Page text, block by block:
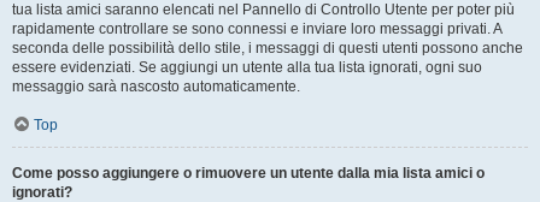
tua lista amici saranno elencati nel Pannello di Controllo Utente per poter più
rapidamente controllare se sono connessi e inviare loro messaggi privati. A
seconda delle possibilità dello stile, i messaggi di questi utenti possono anche
essere evidenziati. Se aggiungi un utente alla tua lista ignorati, ogni suo
messaggio sarà nascosto automaticamente.
Top
Come posso aggiungere o rimuovere un utente dalla mia lista amici o
ignorati?